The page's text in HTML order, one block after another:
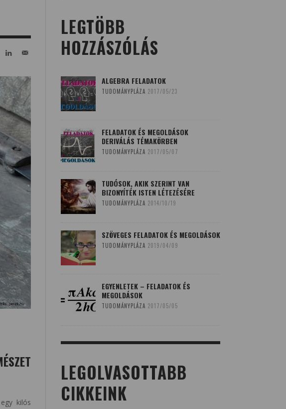
kilós
LEGTÖBB
HOZZÁSZÓLÁS
ALGEBRA FELADATOK
TUDOMÁNYPLÁZA 2017/05/23
FELADATOK ÉS MEGOLDÁSOK
DERIVÁLÁS TÉMAKÖRBEN
TUDOMÁNYPLÁZA 2017/05/07
TUDÓSOK, AKIK SZERINT VAN
BIZONYÍTÉK ISTEN LÉTEZÉSÉRE
TUDOMÁNYPLÁZA 2014/10/19
SZÖVEGES FELADATOK ÉS MEGOLDÁSOK
TUDOMÁNYPLÁZA 2019/04/09
EGYENLETEK – FELADATOK ÉS
MEGOLDÁSOK
TUDOMÁNYPLÁZA 2017/05/05
LEGOLVASOTTABB
CIKKEINK